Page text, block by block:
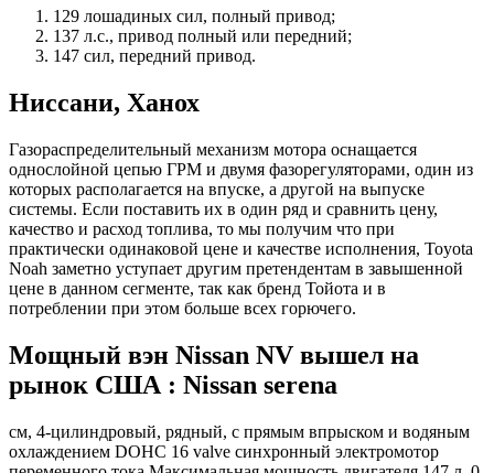
129 лошадиных сил, полный привод;
137 л.с., привод полный или передний;
147 сил, передний привод.
Ниссани, Ханох
Газораспределительный механизм мотора оснащается
однослойной цепью ГРМ и двумя фазорегуляторами, один из
которых располагается на впуске, а другой на выпуске
системы. Если поставить их в один ряд и сравнить цену,
качество и расход топлива, то мы получим что при
практически одинаковой цене и качестве исполнения, Toyota
Noah заметно уступает другим претендентам в завышенной
цене в данном сегменте, так как бренд Тойота и в
потреблении при этом больше всех горючего.
Мощный вэн Nissan NV вышел на
рынок США : Nissan serena
см, 4-цилиндровый, рядный, с прямым впрыском и водяным
охлаждением DOHC 16 valve синхронный электромотор